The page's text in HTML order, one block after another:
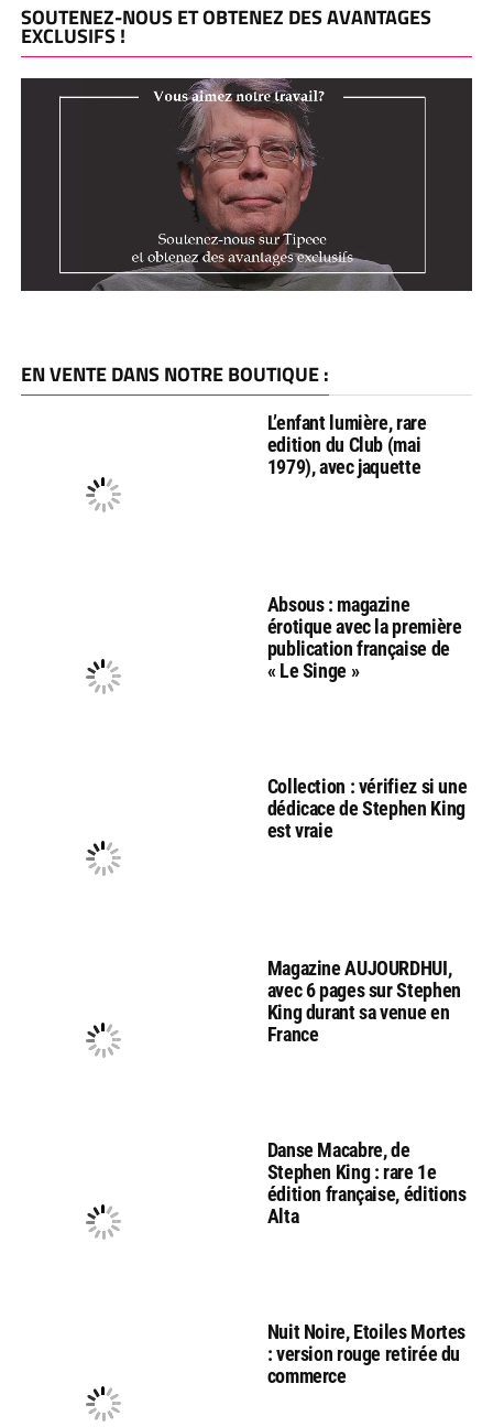
SOUTENEZ-NOUS ET OBTENEZ DES AVANTAGES
EXCLUSIFS !
EN VENTE DANS NOTRE BOUTIQUE :
L’enfant lumière, rare
edition du Club (mai
1979), avec jaquette
Absous : magazine
érotique avec la première
publication française de
« Le Singe »
Collection : vérifiez si une
dédicace de Stephen King
est vraie
Magazine AUJOURDHUI,
avec 6 pages sur Stephen
King durant sa venue en
France
Danse Macabre, de
Stephen King : rare 1e
édition française, éditions
Alta
Nuit Noire, Etoiles Mortes
: version rouge retirée du
commerce